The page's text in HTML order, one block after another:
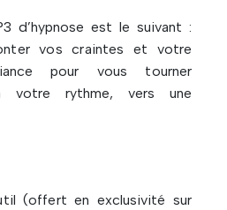
d’hypnose est le suivant :
vos craintes et votre
pour vous tourner
votre rythme, vers une
(offert en exclusivité sur